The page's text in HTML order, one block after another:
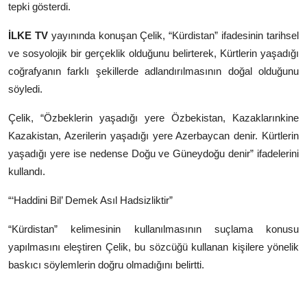
tepki gösterdi.
İLKE TVyayınında konuşan Çelik, “Kürdistan” ifadesinin tarihsel
ve sosyolojik bir gerçeklik olduğunu belirterek, Kürtlerin yaşadığı
coğrafyanın farklı şekillerde adlandırılmasının doğal olduğunu
söyledi.
Çelik, “Özbeklerin yaşadığı yere Özbekistan, Kazaklarınkine
Kazakistan, Azerilerin yaşadığı yere Azerbaycan denir. Kürtlerin
yaşadığı yere ise nedense Doğu ve Güneydoğu denir” ifadelerini
kullandı.
“‘Haddini Bil’ Demek Asıl Hadsizliktir”
“Kürdistan” kelimesinin kullanılmasının suçlama konusu
yapılmasını eleştiren Çelik, bu sözcüğü kullanan kişilere yönelik
baskıcı söylemlerin doğru olmadığını belirtti.